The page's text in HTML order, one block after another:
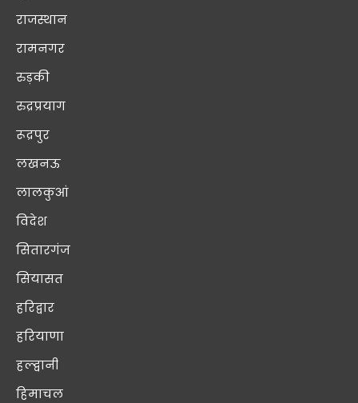
राजस्थान
रामनगर
रुड़की
रुद्रप्रयाग
रूद्रपुर
लखनऊ
लालकुआं
विदेश
सितारगंज
सियासत
हरिद्वार
हरियाणा
हल्द्वानी
हिमाचल